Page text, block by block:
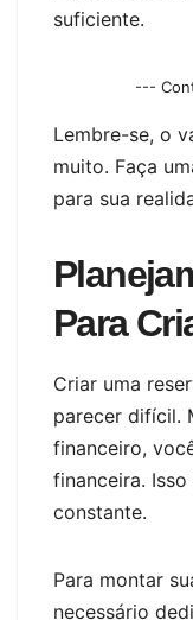
suficiente.
---
Lembre-se, o
muito. Faça
para sua
Para
Criar uma
parecer difícil.
financeiro,
financeira.
constante.
Para montar
necessário